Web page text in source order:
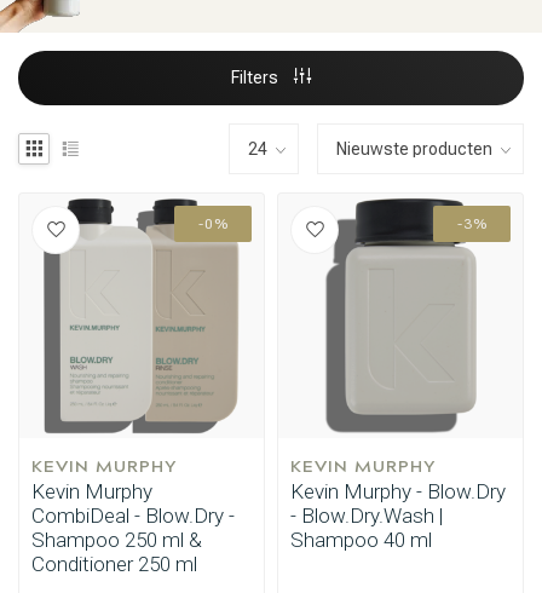
Filters
-0%
KEVIN MURPHY
Kevin Murphy
CombiDeal - Blow.Dry -
Shampoo 250 ml &
Conditioner 250 ml
-3%
KEVIN MURPHY
Kevin Murphy - Blow.Dry
- Blow.Dry.Wash |
Shampoo 40 ml